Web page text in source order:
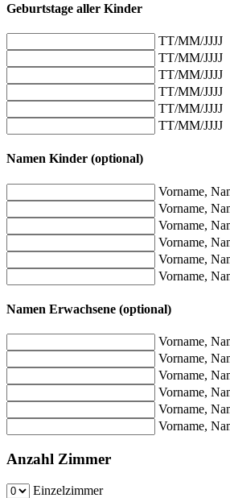
Geburtstage aller Kinder
TT/MM/JJJJ
TT/MM/JJJJ
TT/MM/JJJJ
TT/MM/JJJJ
TT/MM/JJJJ
TT/MM/JJJJ
Namen Kinder (optional)
Vorname,
Vorname,
Vorname,
Vorname,
Vorname,
Vorname,
Namen Erwachsene (optional)
Vorname,
Vorname,
Vorname,
Vorname,
Vorname,
Vorname,
Anzahl Zimmer
Einzelzimmer